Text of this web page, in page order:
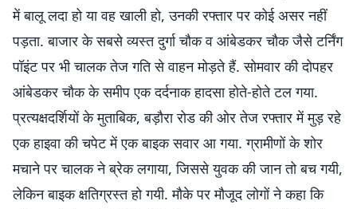
में बालू लदा हो या वह खाली हो, उनकी रफ्तार पर कोई असर नहीं
पड़ता. बाजार के सबसे व्यस्त दुर्गा चौक व आंबेडकर चौक जैसे टर्निंग
पॉइंट पर भी चालक तेज गति से वाहन मोड़ते हैं. सोमवार की दोपहर
आंबेडकर चौक के समीप एक दर्दनाक हादसा होते-होते टल गया.
प्रत्यक्षदर्शियों के मुताबिक, बड़ौरा रोड की ओर तेज रफ्तार में मुड़ रहे
एक हाइवा की चपेट में एक बाइक सवार आ गया. ग्रामीणों के शोर
मचाने पर चालक ने ब्रेक लगाया, जिससे युवक की जान तो बच गयी,
लेकिन बाइक क्षतिग्रस्त हो गयी. मौके पर मौजूद लोगों ने कहा कि